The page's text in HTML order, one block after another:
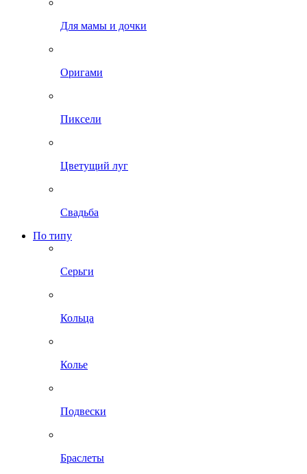
Для мамы и дочки
Оригами
Пиксели
Цветущий луг
Свадьба
По типу
Серьги
Кольца
Колье
Подвески
Браслеты